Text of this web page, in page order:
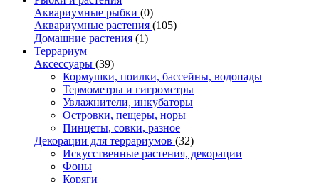
Аквариумные рыбки (0)
Аквариумные растения (105)
Домашние растения (1)
Террариум
Аксессуары (39)
Кормушки, поилки, бассейны, водопады
Термометры и гигрометры
Увлажнители, инкубаторы
Островки, пещеры, норы
Пинцеты, совки, разное
Декорации для террариумов (32)
Искусственные растения, декорации
Фоны
Коряги